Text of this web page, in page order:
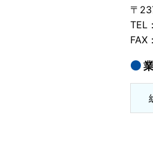
〒
TEL
FAX